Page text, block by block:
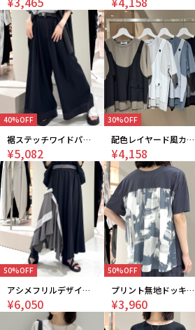
40%OFF
裾ステッチワイドパンツ
¥5,082
30%OFF
配色レイヤード風カットソー
¥4,158
50%OFF
アシメフリルデザインスカート
¥6,050
50%OFF
プリント無地ドッキングカットソー
¥3,960